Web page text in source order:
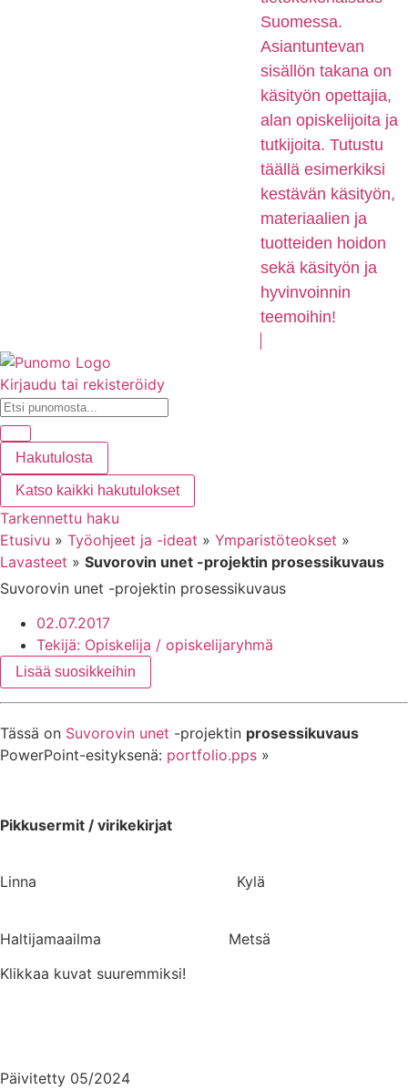
Suomessa.
Asiantuntevan
sisällön takana on
käsityön opettajia,
alan opiskelijoita ja
tutkijoita. Tutustu
täällä esimerkiksi
kestävän käsityön,
materiaalien ja
tuotteiden hoidon
sekä käsityön ja
hyvinvoinnin
teemoihin!
Kirjaudu tai rekisteröidy
Hakutulosta
Katso kaikki hakutulokset
Tarkennettu haku
Etusivu » Työohjeet ja -ideat » Ymparistöteokset »
Lavasteet » Suvorovin unet -projektin prosessikuvaus
Suvorovin unet -projektin prosessikuvaus
02.07.2017
Tekijä: Opiskelija / opiskelijaryhmä
Lisää suosikkeihin
Tässä on Suvorovin unet -projektin prosessikuvaus
PowerPoint-esityksenä: portfolio.pps »
Pikkusermit / virikekirjat
Linna Kylä
Haltijamaailma Metsä
Klikkaa kuvat suuremmiksi!
Päivitetty 05/2024